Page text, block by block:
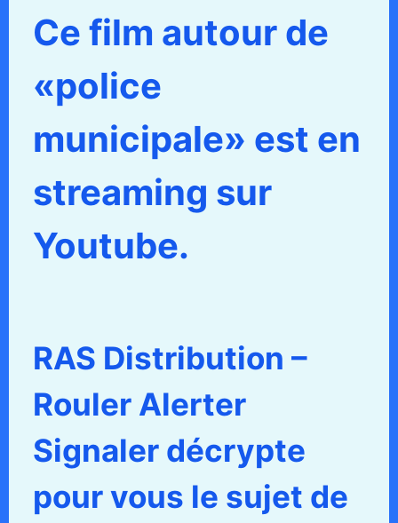
Ce film autour de
«police
municipale» est en
streaming sur
Youtube.
RAS Distribution –
Rouler Alerter
Signaler décrypte
pour vous le sujet de